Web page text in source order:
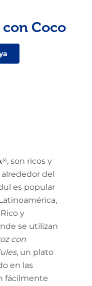
con Coco
®, son ricos y
del
es popular
y
se utilizan
con
, un plato
en las
fácilmente